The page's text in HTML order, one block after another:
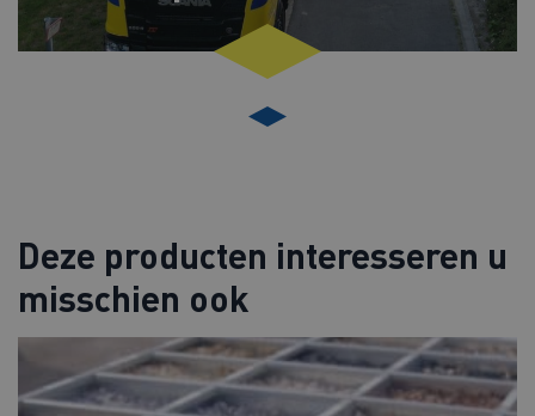
Deze producten interesseren u
misschien ook